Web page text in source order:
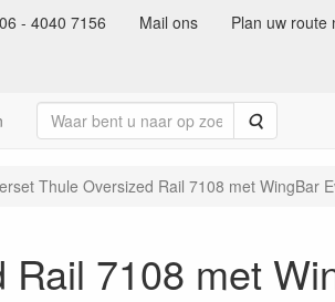
- 4040 7156 Mail ons Plan uw route
Zoeken
Thule Oversized Rail 7108 met WingBar
7108 met